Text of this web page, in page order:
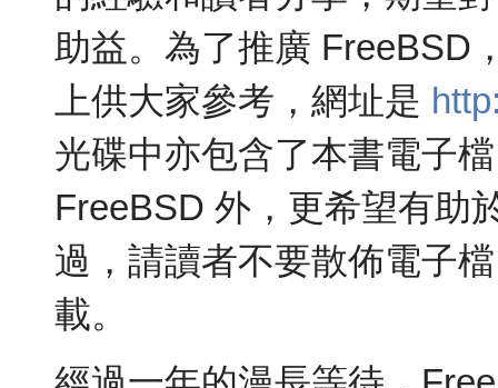
助益。為了推廣 FreeBSD
上供大家參考，網址是
光碟中亦包含了本書電子
FreeBSD 外，更希望有助
過，請讀者不要散佈電子
載。